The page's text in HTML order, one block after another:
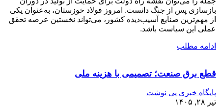
بازسازی پس از جنگ دانست. امروز فولاد خوزستان، به‌عنوان یکی
از مهم‌ترین صنایع آسیب‌دیده کشور، می‌تواند نخستین عرصه تحقق
عملی این سیاست باشد.
ادامه مطلب
قطع برق صنعت؛ تصمیمی با هزینه ملی
پایگاه خبری پی نوشت
تیر ۲۸, ۱۴۰۵